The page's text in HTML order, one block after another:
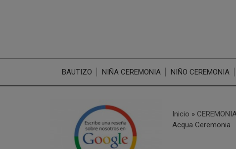
BAUTIZO NIÑA CEREMONIA NIÑO CEREMONIA
Inicio »
Acqua Ceremonia